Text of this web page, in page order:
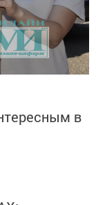
в